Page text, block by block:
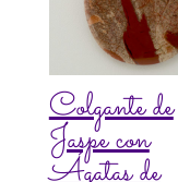
Colgante de
Jaspe con